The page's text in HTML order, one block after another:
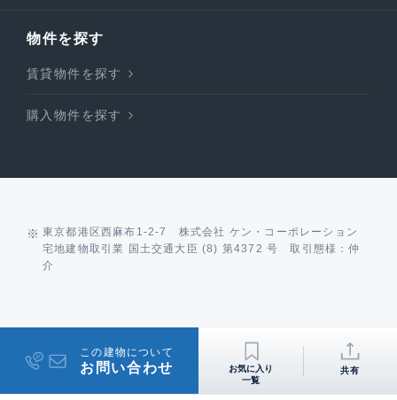
物件を探す
賃貸物件を探す
購入物件を探す
東京都港区西麻布1-2-7 株式会社 ケン・コーポレーション
宅地建物取引業 国土交通大臣 (8) 第4372 号 取引態様：仲
介
この建物について
お問い合わせ 共有